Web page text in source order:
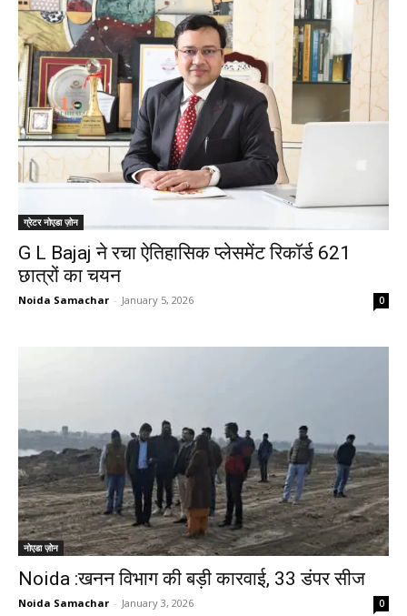
ग्रेटर नोएडा ज़ोन
G L Bajaj ने रचा ऐतिहासिक प्लेसमेंट रिकॉर्ड 621
छात्रों का चयन
Noida Samachar - January 5, 2026 0
नोएडा ज़ोन
Noida :खनन विभाग की बड़ी कारवाई, 33 डंपर सीज
Noida Samachar - January 3, 2026 0